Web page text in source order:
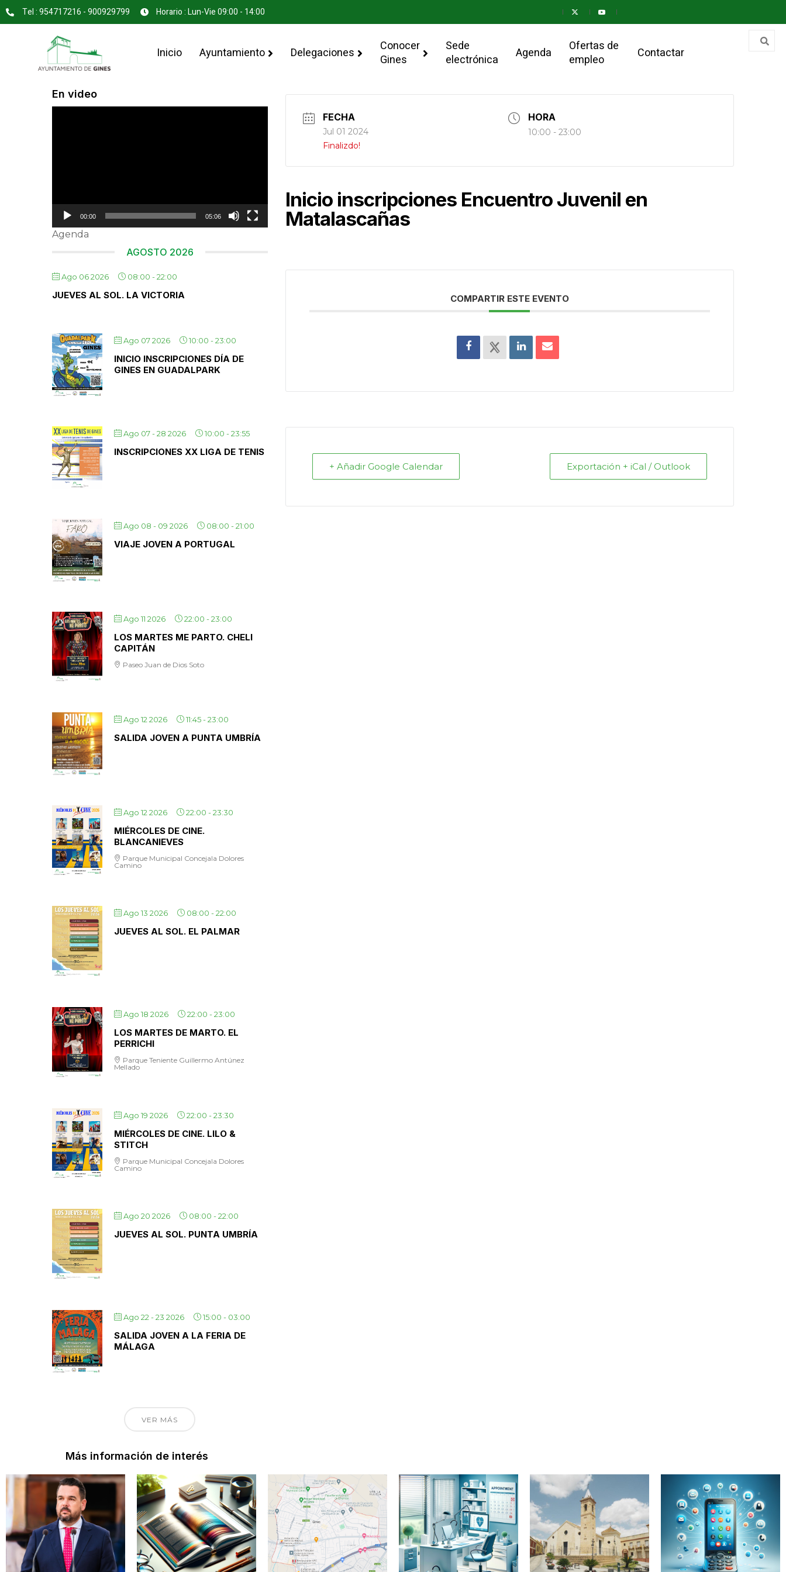
Tel : 954717216 - 900929799 Horario : Lun-Vie 09:00 - 14:00
Inicio Ayuntamiento Delegaciones
Conocer
Gines
Sede
electrónica
Agenda
Ofertas de
empleo
Contactar
En video
00:00 05:06
Agenda
AGOSTO 2026
Ago 06 2026 08:00 -22:00
JUEVES AL SOL. LA VICTORIA
Ago 07 2026 10:00 -23:00
INICIO INSCRIPCIONES DÍA DE
GINES EN GUADALPARK
Ago 07 - 28 2026 10:00 -23:55
INSCRIPCIONES XX LIGA DE TENIS
Ago 08 - 09 2026 08:00 -21:00
VIAJE JOVEN A PORTUGAL
Ago 11 2026 22:00 -23:00
LOS MARTES ME PARTO. CHELI
CAPITÁN
Paseo Juan de Dios Soto
Ago 12 2026 11:45-23:00
SALIDA JOVEN A PUNTA UMBRÍA
Ago 12 2026 22:00 -23:30
MIÉRCOLES DE CINE.
BLANCANIEVES
Parque Municipal Concejala Dolores
Camino
Ago 13 2026 08:00 -22:00
JUEVES AL SOL. EL PALMAR
Ago 18 2026 22:00 -23:00
LOS MARTES DE MARTO. EL
PERRICHI
Parque Teniente Guillermo Antúnez
Mellado
Ago 19 2026 22:00 -23:30
MIÉRCOLES DE CINE. LILO &
STITCH
Parque Municipal Concejala Dolores
Camino
Ago 20 2026 08:00 -22:00
JUEVES AL SOL. PUNTA UMBRÍA
Ago 22 - 23 2026 15:00 - 03:00
SALIDA JOVEN A LA FERIA DE
MÁLAGA
VER MÁS
FECHA
Jul 01 2024
Finalizdo!
HORA
10:00 - 23:00
Inicio inscripciones Encuentro Juvenil en
Matalascañas
COMPARTIR ESTE EVENTO
+ Añadir Google Calendar Exportación + iCal / Outlook
Más información de interés